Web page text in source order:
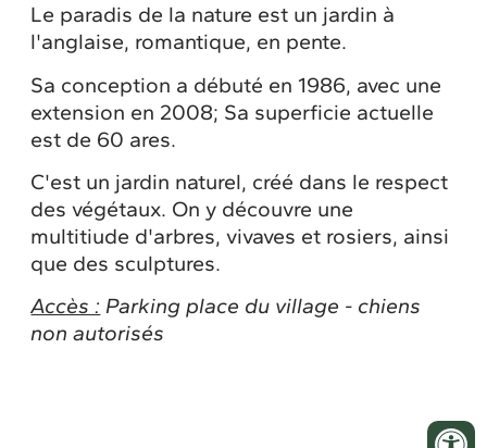
Le paradis de la nature est un jardin à
l'anglaise, romantique, en pente.
Sa conception a débuté en 1986, avec une
extension en 2008; Sa superficie actuelle
est de 60 ares.
C'est un jardin naturel, créé dans le respect
des végétaux. On y découvre une
multitiude d'arbres, vivaves et rosiers, ainsi
que des sculptures.
Accès : Parking place du village - chiens
non autorisés